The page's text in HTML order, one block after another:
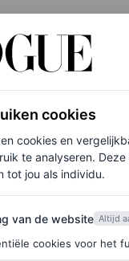
richtlijnen in één
om zijn BDSM-
de doorstroming
van
(herinner je je
zullen, zoals
van
cookies
cookies en
te analyseren.
tot jou als individu.
de website
van de website Altijd
cookies voor het